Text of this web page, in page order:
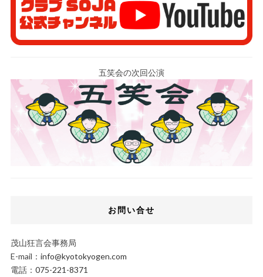
五笑会の次回公演
お問い合せ
茂山狂言会事務局
E-mail： info@kyotokyogen.com
電話： 075-221-8371